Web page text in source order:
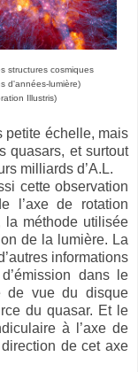
structures cosmiques
d'années-lumière)
Illustris)
petite échelle, mais
quasars, et surtout
milliards d’A.L.
cette observation
l’axe de rotation
la méthode utilisée
de la lumière. La
informations
dans le
de vue du disque
du quasar. Et le
à l’axe de
de cet axe